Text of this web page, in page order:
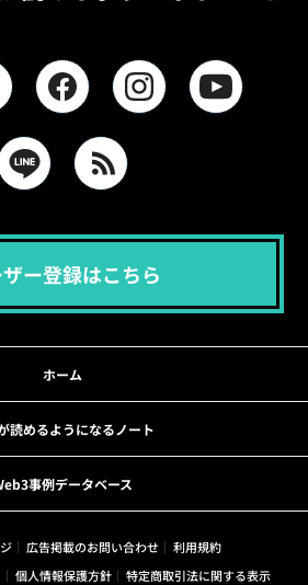
ー登録はこちら
ホーム
読めるようになるノート
事例データベース
広告掲載のお問い合わせ
利用規約
個人情報保護方針
特定商取引法に関する表示